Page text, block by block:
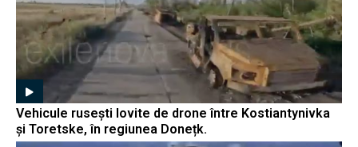
Vehicule rusești lovite de drone între Kostiantynivka
și Toretske, în regiunea Donețk.